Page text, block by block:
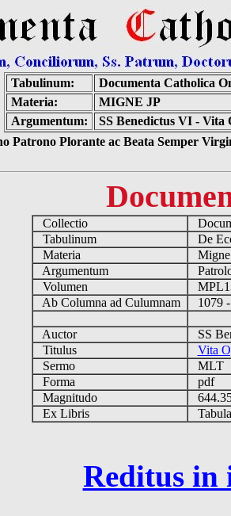
Tabulinum:
Documenta Catholica
Materia:
MIGNE JP
Argumentum:
SS Benedictus VI - Vita
Patrono Plorante ac Beata Semper
Collectio
Tabulinum
De
Materia
Argumentum
Volumen
Ab Columna ad Culumnam
1079
Auctor
SS
Titulus
Vita
Sermo
MLT
Forma
pdf
Magnitudo
Ex Libris
Reditus in